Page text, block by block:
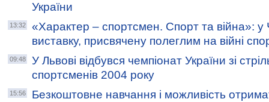
України
13:32
«Характер – спортсмен. Спорт та війна»: у
виставку, присвячену полеглим на війні
09:48
У Львові відбувся чемпіонат України зі
спортсменів 2004 року
15:56
Безкоштовне навчання і можливість